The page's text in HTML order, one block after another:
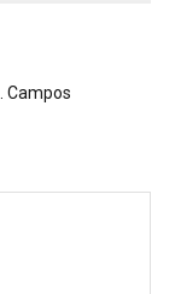
Campos